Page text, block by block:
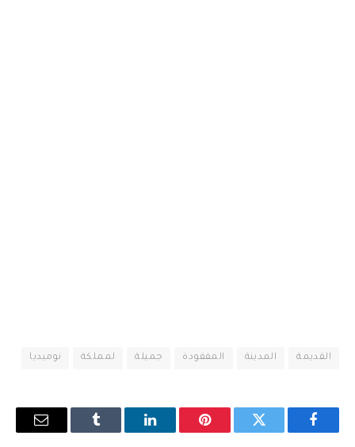
القديمة المدينة المفقودة جميلة لمملكة نوميديا
فيسبوك تويتر بينتيريستلينكدإن Tumblr البريد